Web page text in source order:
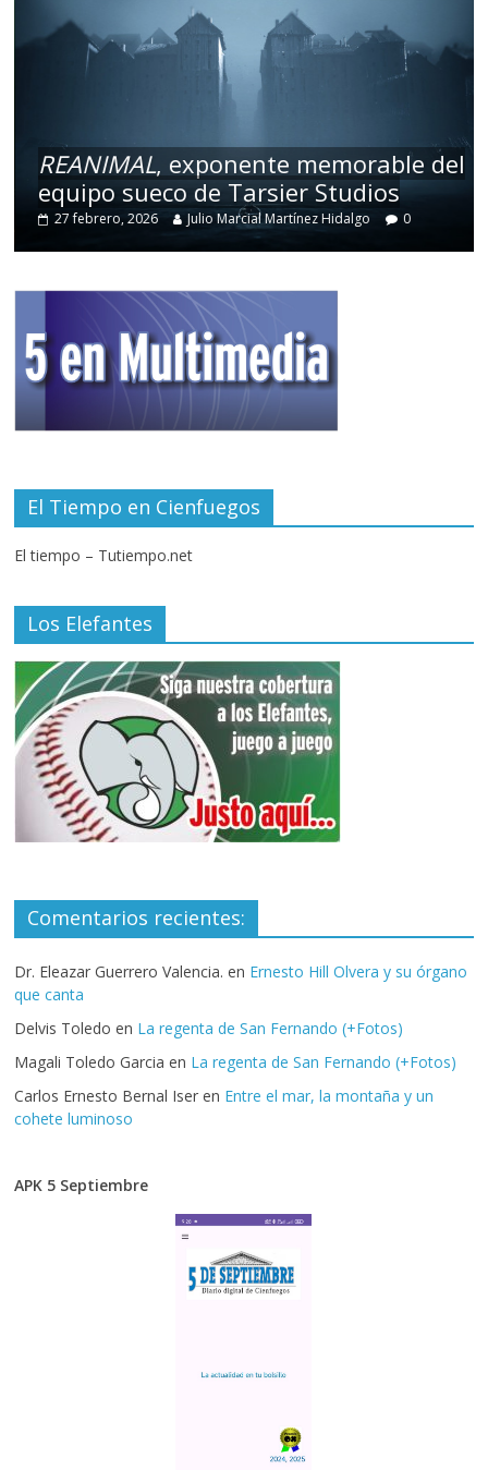
REANIMAL, exponente memorable del
equipo sueco de Tarsier Studios
27 febrero, 2026 Julio Marcial Martínez Hidalgo 0
El Tiempo en Cienfuegos
El tiempo – Tutiempo.net
Los Elefantes
Comentarios recientes:
Dr. Eleazar Guerrero Valencia. en Ernesto Hill Olvera y su órgano
que canta
Delvis Toledo en La regenta de San Fernando (+Fotos)
Magali Toledo Garcia en La regenta de San Fernando (+Fotos)
Carlos Ernesto Bernal Iser en Entre el mar, la montaña y un
cohete luminoso
APK 5 Septiembre